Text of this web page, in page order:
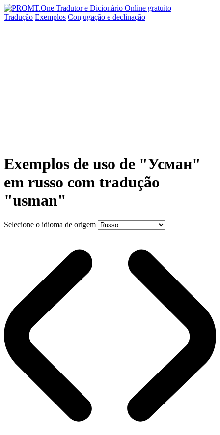
Tradução Exemplos Conjugação e declinação
Exemplos de uso de "Усман"
em russo com tradução
"usman"
Selecione o idioma de origem